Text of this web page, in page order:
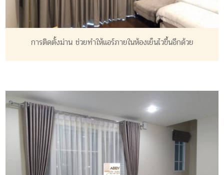
การติดตั้งม่าน ช่วยทำให้แอร์ภายในห้องเย็นไวขึ้นอีกด้วย